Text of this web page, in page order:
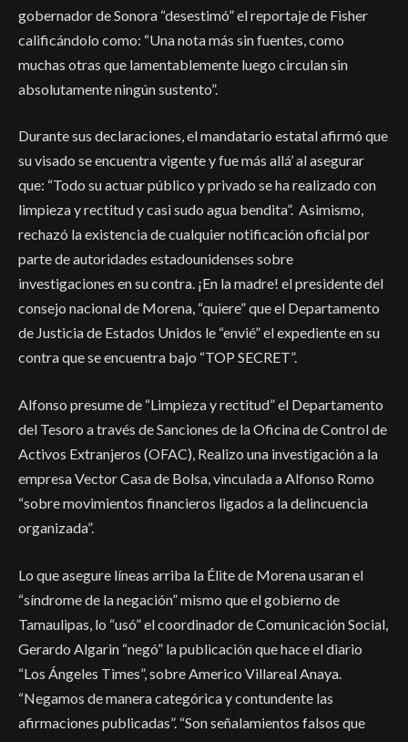
gobernador de Sonora “desestimó” el reportaje de Fisher
calificándolo como: “Una nota más sin fuentes, como
muchas otras que lamentablemente luego circulan sin
absolutamente ningún sustento”.
Durante sus declaraciones, el mandatario estatal afirmó que
su visado se encuentra vigente y fue más allá’ al asegurar
que: “Todo su actuar público y privado se ha realizado con
limpieza y rectitud y casi sudo agua bendita”. Asimismo,
rechazó la existencia de cualquier notificación oficial por
parte de autoridades estadounidenses sobre
investigaciones en su contra. ¡En la madre! el presidente del
consejo nacional de Morena, “quiere” que el Departamento
de Justicia de Estados Unidos le “envié” el expediente en su
contra que se encuentra bajo “TOP SECRET”.
Alfonso presume de “Limpieza y rectitud” el Departamento
del Tesoro a través de Sanciones de la Oficina de Control de
Activos Extranjeros (OFAC), Realizo una investigación a la
empresa Vector Casa de Bolsa, vinculada a Alfonso Romo
“sobre movimientos financieros ligados a la delincuencia
organizada”.
Lo que asegure líneas arriba la Élite de Morena usaran el
“síndrome de la negación” mismo que el gobierno de
Tamaulipas, lo “usó” el coordinador de Comunicación Social,
Gerardo Algarin “negó” la publicación que hace el diario
“Los Ángeles Times”, sobre Americo Villareal Anaya.
“Negamos de manera categórica y contundente las
afirmaciones publicadas”. “Son señalamientos falsos que